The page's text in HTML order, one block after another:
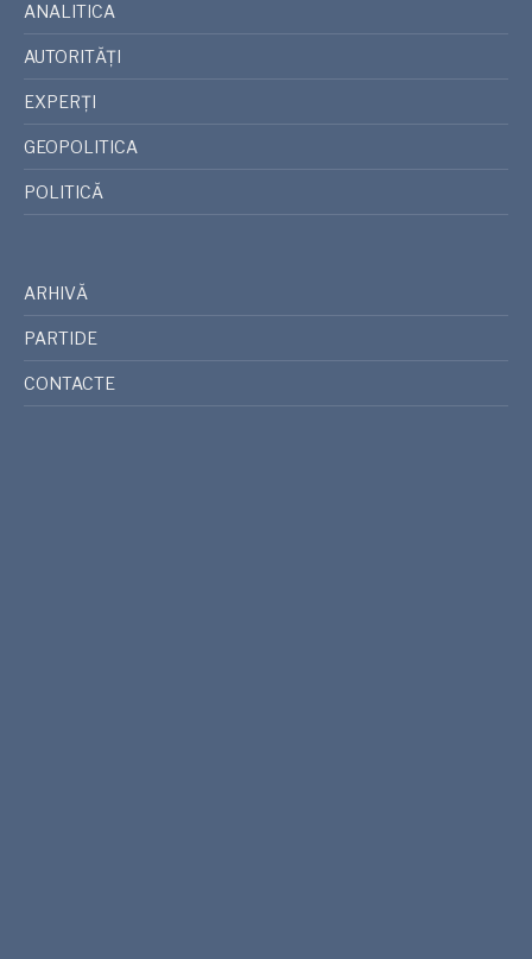
ANALITICA
AUTORITĂȚI
EXPERȚI
GEOPOLITICA
POLITICĂ
ARHIVĂ
PARTIDE
CONTACTE